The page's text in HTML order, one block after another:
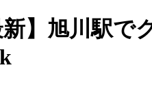
新】旭川駅